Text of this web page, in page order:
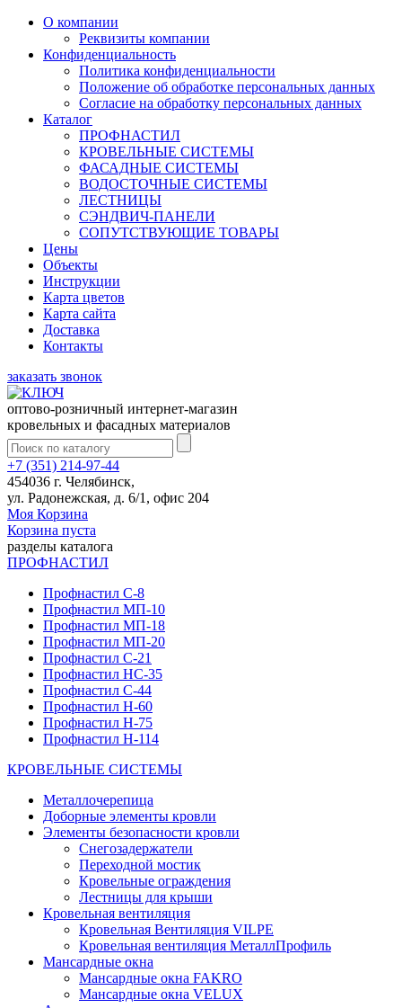
О компании
Реквизиты компании
Конфиденциальность
Политика конфиденциальности
Положение об обработке персональных данных
Согласие на обработку персональных данных
Каталог
ПРОФНАСТИЛ
КРОВЕЛЬНЫЕ СИСТЕМЫ
ФАСАДНЫЕ СИСТЕМЫ
ВОДОСТОЧНЫЕ СИСТЕМЫ
ЛЕСТНИЦЫ
СЭНДВИЧ-ПАНЕЛИ
СОПУТСТВУЮЩИЕ ТОВАРЫ
Цены
Объекты
Инструкции
Карта цветов
Карта сайта
Доставка
Контакты
заказать звонок
оптово-розничный интернет-магазин
кровельных и фасадных материалов
+7 (351) 214-97-44
454036 г. Челябинск,
ул. Радонежская, д. 6/1, офис 204
Моя Корзина
Корзина пуста
разделы каталога
ПРОФНАСТИЛ
Профнастил С-8
Профнастил МП-10
Профнастил МП-18
Профнастил МП-20
Профнастил С-21
Профнастил НС-35
Профнастил С-44
Профнастил Н-60
Профнастил Н-75
Профнастил Н-114
КРОВЕЛЬНЫЕ СИСТЕМЫ
Металлочерепица
Доборные элементы кровли
Элементы безопасности кровли
Снегозадержатели
Переходной мостик
Кровельные ограждения
Лестницы для крыши
Кровельная вентиляция
Кровельная Вентиляция VILPE
Кровельная вентиляция МеталлПрофиль
Мансардные окна
Мансардные окна FAKRO
Мансардные окна VELUX